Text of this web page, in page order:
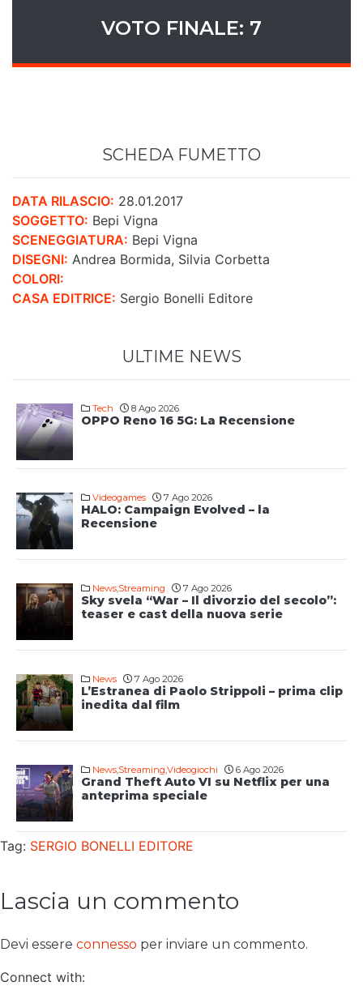
VOTO FINALE: 7
SCHEDA FUMETTO
DATA RILASCIO: 28.01.2017
SOGGETTO: Bepi Vigna
SCENEGGIATURA: Bepi Vigna
DISEGNI: Andrea Bormida, Silvia Corbetta
COLORI:
CASA EDITRICE: Sergio Bonelli Editore
ULTIME NEWS
Tech 8 Ago 2026
OPPO Reno 16 5G: La Recensione
Videogames 7 Ago 2026
HALO: Campaign Evolved – la
Recensione
News,Streaming 7 Ago 2026
Sky svela “War – Il divorzio del secolo”:
teaser e cast della nuova serie
News 7 Ago 2026
L’Estranea di Paolo Strippoli – prima clip
inedita dal film
News,Streaming,Videogiochi 6 Ago 2026
Grand Theft Auto VI su Netflix per una
anteprima speciale
Tag: SERGIO BONELLI EDITORE
Lascia un commento
Devi essere connesso per inviare un commento.
Connect with: